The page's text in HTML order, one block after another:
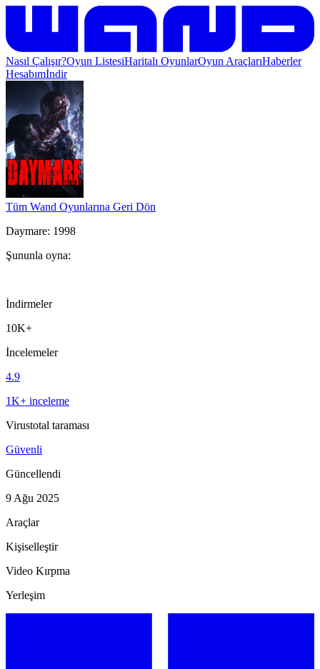
Nasıl Çalışır?Oyun ListesiHaritalı OyunlarOyun AraçlarıHaberler
Hesabımİndir
Tüm Wand Oyunlarına Geri Dön
Daymare: 1998
Şununla oyna:
İndirmeler
10K+
İncelemeler
4.9
1K+ inceleme
Virustotal taraması
Güvenli
Güncellendi
9 Ağu 2025
Araçlar
Kişiselleştir
Video Kırpma
Yerleşim